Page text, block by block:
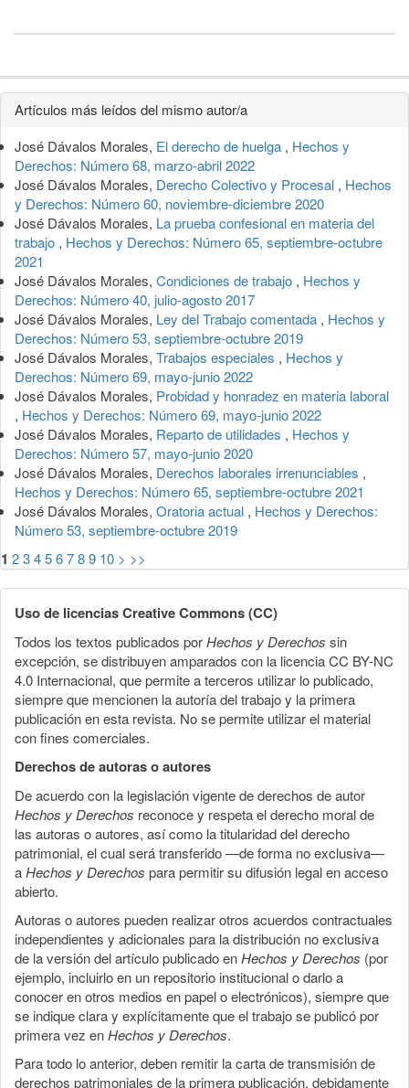
Detalles
del
artículo
Artículos más leídos del mismo autor/a
José Dávalos Morales, El derecho de huelga , Hechos y
Derechos: Número 68, marzo-abril 2022
José Dávalos Morales, Derecho Colectivo y Procesal , Hechos
y Derechos: Número 60, noviembre-diciembre 2020
José Dávalos Morales, La prueba confesional en materia del
trabajo , Hechos y Derechos: Número 65, septiembre-octubre
2021
José Dávalos Morales, Condiciones de trabajo , Hechos y
Derechos: Número 40, julio-agosto 2017
José Dávalos Morales, Ley del Trabajo comentada , Hechos y
Derechos: Número 53, septiembre-octubre 2019
José Dávalos Morales, Trabajos especiales , Hechos y
Derechos: Número 69, mayo-junio 2022
José Dávalos Morales, Probidad y honradez en materia laboral
, Hechos y Derechos: Número 69, mayo-junio 2022
José Dávalos Morales, Reparto de utilidades , Hechos y
Derechos: Número 57, mayo-junio 2020
José Dávalos Morales, Derechos laborales irrenunciables ,
Hechos y Derechos: Número 65, septiembre-octubre 2021
José Dávalos Morales, Oratoria actual , Hechos y Derechos:
Número 53, septiembre-octubre 2019
1 23456789 10 > >>
Uso de licencias Creative Commons (CC)
Todos los textos publicados porHechos y Derechos sin
excepción, se distribuyen amparados con la licencia CC BY-NC
4.0 Internacional, que permite a terceros utilizar lo publicado,
siempre que mencionen la autoría del trabajo y la primera
publicación en esta revista. No se permite utilizar el material
con fines comerciales.
Derechos de autoras o autores
De acuerdo con la legislación vigente de derechos de autor
Hechos y Derechos reconoce y respeta el derecho moral de
las autoras o autores, así como la titularidad del derecho
patrimonial, el cual será transferido —de forma no exclusiva—
aHechos y Derechos para permitir su difusión legal en acceso
abierto.
Autoras o autores pueden realizar otros acuerdos contractuales
independientes y adicionales para la distribución no exclusiva
de la versión del artículo publicado enHechos y Derechos (por
ejemplo, incluirlo en un repositorio institucional o darlo a
conocer en otros medios en papel o electrónicos), siempre que
se indique clara y explícitamente que el trabajo se publicó por
primera vez enHechos y Derechos.
Para todo lo anterior, deben remitir la carta de transmisión de
derechos patrimoniales de la primera publicación, debidamente